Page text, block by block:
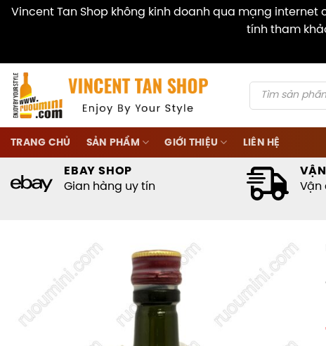
Vincent Tan Shop không kinh doanh qua mạng
tính tham
content
Products
search
TRANG CHỦ SẢN PHẨM GIỚI THIỆU LIÊN HỆ
EBAY SHOP
Gian hàng uy tín
Vận